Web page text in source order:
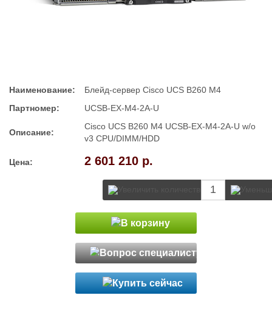
Наименование:
Блейд-сервер Cisco UCS B260 M4
Партномер:
UCSB-EX-M4-2A-U
Описание:
Cisco UCS B260 M4 UCSB-EX-M4-2A-U w/o
v3 CPU/DIMM/HDD
Цена: 2 601 210 р.